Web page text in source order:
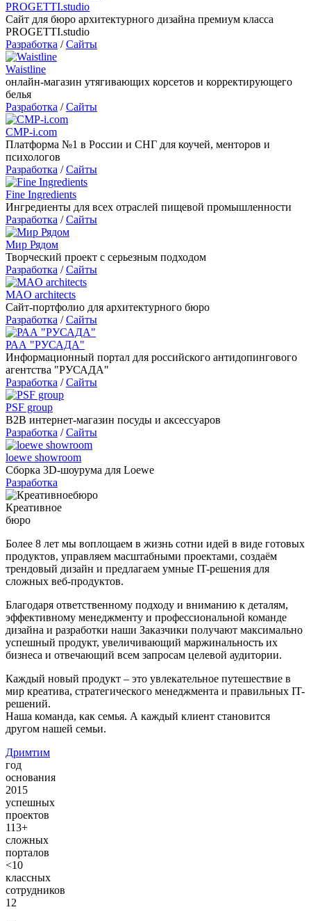
PROGETTI.studio
Сайт для бюро архитектурного дизайна премиум класса
PROGETTI.studio
Разработка / Сайты
Waistline
онлайн-магазин утягивающих корсетов и корректирующего
белья
Разработка / Сайты
CMP-i.com
Платформа №1 в России и СНГ для коучей, менторов и
психологов
Разработка / Сайты
Fine Ingredients
Ингредиенты для всех отраслей пищевой промышленности
Разработка / Сайты
Мир Рядом
Творческий проект с серьезным подходом
Разработка / Сайты
MAO architects
Сайт-портфолио для архитектурного бюро
Разработка / Сайты
РАА "РУСАДА"
Информационный портал для российского антидопингового
агентства "РУСАДА"
Разработка / Сайты
PSF group
B2B интернет-магазин посуды и аксессуаров
Разработка / Сайты
loewe showroom
Сборка 3D-шоурума для Loewe
Разработка
Креативное
бюро
Более 8 лет мы воплощаем в жизнь сотни идей в виде готовых
продуктов, управляем масштабными проектами, создаём
трендовый дизайн и предлагаем умные IT-решения для
сложных веб-продуктов.
Благодаря ответственному подходу и вниманию к деталям,
эффективному менеджменту и профессиональной команде
дизайна и разработки наши Заказчики получают максимально
успешный продукт, увеличивающий маржинальность их
бизнеса и отвечающий всем запросам целевой аудитории.
Каждый новый продукт – это увлекательное путешествие в
мир креатива, стратегического менеджмента и правильных IT-
решений.
Наша команда, как семья. А каждый клиент становится
другом нашей семьи.
Дримтим
год
основания
2015
успешных
проектов
113+
сложных
порталов
<10
классных
сотрудников
12